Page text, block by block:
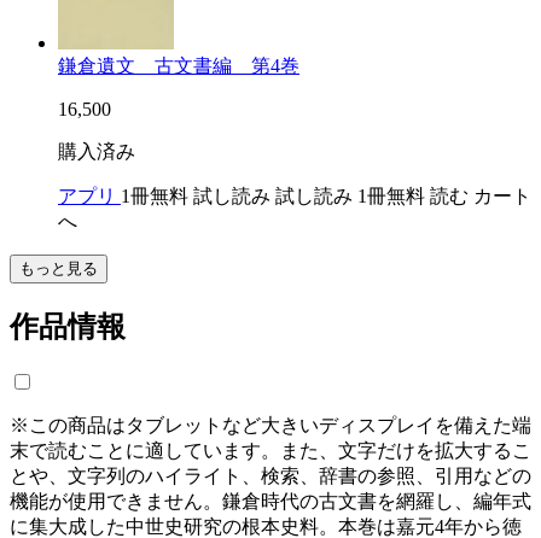
鎌倉遺文 古文書編 第4巻
16,500
購入済み
アプリ 1冊無料 試し読み 試し読み 1冊無料 読む カート
へ
もっと見る
作品情報
※この商品はタブレットなど大きいディスプレイを備えた端
末で読むことに適しています。また、文字だけを拡大するこ
とや、文字列のハイライト、検索、辞書の参照、引用などの
機能が使用できません。鎌倉時代の古文書を網羅し、編年式
に集大成した中世史研究の根本史料。本巻は嘉元4年から徳